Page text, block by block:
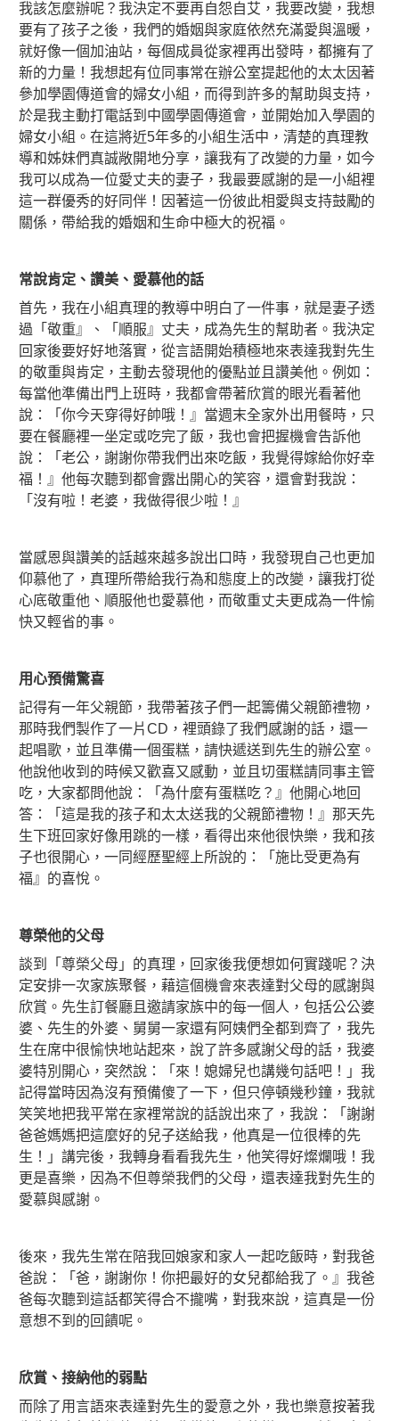
我該怎麼辦呢？我決定不要再自怨自艾，我要改變，我想
要有了孩子之後，我們的婚姻與家庭依然充滿愛與溫暖，
就好像一個加油站，每個成員從家裡再出發時，都擁有了
新的力量！我想起有位同事常在辦公室提起他的太太因著
參加學園傳道會的婦女小組，而得到許多的幫助與支持，
於是我主動打電話到中國學園傳道會，並開始加入學園的
婦女小組。在這將近5年多的小組生活中，清楚的真理教
導和姊妹們真誠敞開地分享，讓我有了改變的力量，如今
我可以成為一位愛丈夫的妻子，我最要感謝的是一小組裡
這一群優秀的好同伴！因著這一份彼此相愛與支持鼓勵的
關係，帶給我的婚姻和生命中極大的祝福。
常說肯定、讚美、愛慕他的話
首先，我在小組真理的教導中明白了一件事，就是妻子透
過「敬重』、「順服』 丈夫，成為先生的幫助者。我決定
回家後要好好地落實，從言語開始積極地來表達我對先生
的敬重與肯定，主動去發現他的優點並且讚美他。例如：
每當他準備出門上班時，我都會帶著欣賞的眼光看著他
說：「你今天穿得好帥哦！』當週末全家外出用餐時，只
要在餐廳裡一坐定或吃完了飯，我也會把握機會告訴他
說：「老公，謝謝你帶我們出來吃飯，我覺得嫁給你好幸
福！』他每次聽到都會露出開心的笑容，還會對我說：
「沒有啦！老婆，我做得很少啦！』
當感恩與讚美的話越來越多說出口時，我發現自己也更加
仰慕他了，真理所帶給我行為和態度上的改變，讓我打從
心底敬重他、順服他也愛慕他，而敬重丈夫更成為一件愉
快又輕省的事。
用心預備驚喜
記得有一年父親節，我帶著孩子們一起籌備父親節禮物，
那時我們製作了一片CD，裡頭錄了我們感謝的話，還一
起唱歌，並且準備一個蛋糕，請快遞送到先生的辦公室。
他說他收到的時候又歡喜又感動，並且切蛋糕請同事主管
吃，大家都問他說：「為什麼有蛋糕吃？』他開心地回
答：「這是我的孩子和太太送我的父親節禮物！』那天先
生下班回家好像用跳的一樣，看得出來他很快樂，我和孩
子也很開心，一同經歷聖經上所說的：「施比受更為有
福』的喜悅。
尊榮他的父母
談到「尊榮父母」的真理，回家後我便想如何實踐呢？決
定安排一次家族聚餐，藉這個機會來表達對父母的感謝與
欣賞。先生訂餐廳且邀請家族中的每一個人，包括公公婆
婆、先生的外婆、舅舅一家還有阿姨們全都到齊了，我先
生在席中很愉快地站起來，說了許多感謝父母的話，我婆
婆特別開心，突然說：「來！媳婦兒也講幾句話吧！」我
記得當時因為沒有預備傻了一下，但只停頓幾秒鐘，我就
笑笑地把我平常在家裡常說的話說出來了，我說：「謝謝
爸爸媽媽把這麼好的兒子送給我，他真是一位很棒的先
生！」講完後，我轉身看看我先生，他笑得好燦爛哦！我
更是喜樂，因為不但尊榮我們的父母，還表達我對先生的
愛慕與感謝。
後來，我先生常在陪我回娘家和家人一起吃飯時，對我爸
爸說：「爸，謝謝你！你把最好的女兒都給我了。』我爸
爸每次聽到這話都笑得合不攏嘴，對我來說，這真是一份
意想不到的回饋呢。
欣賞、接納他的弱點
而除了用言語來表達對先生的愛意之外，我也樂意按著我